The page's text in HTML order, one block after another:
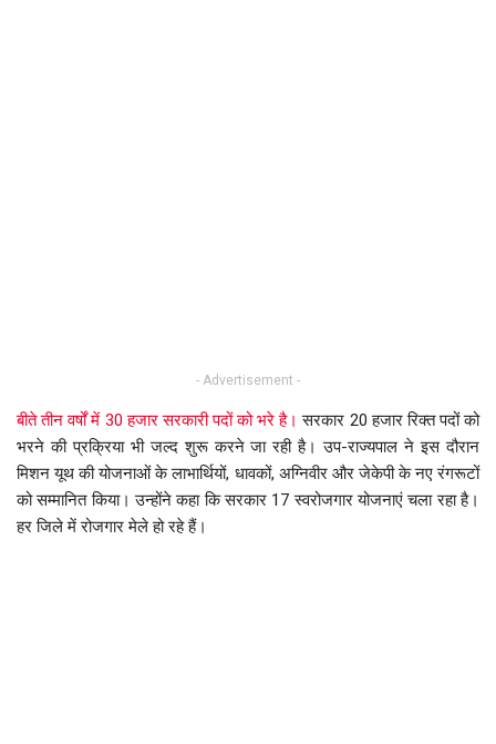
- Advertisement -
बीते तीन वर्षों में 30 हजार सरकारी पदों को भरे है। सरकार 20 हजार रिक्त पदों को
भरने की प्रक्रिया भी जल्द शुरू करने जा रही है। उप-राज्यपाल ने इस दौरान
मिशन यूथ की योजनाओं के लाभार्थियों, धावकों, अग्निवीर और जेकेपी के नए रंगरूटों
को सम्मानित किया। उन्होंने कहा कि सरकार 17 स्वरोजगार योजनाएं चला रहा है।
हर जिले में रोजगार मेले हो रहे हैं।